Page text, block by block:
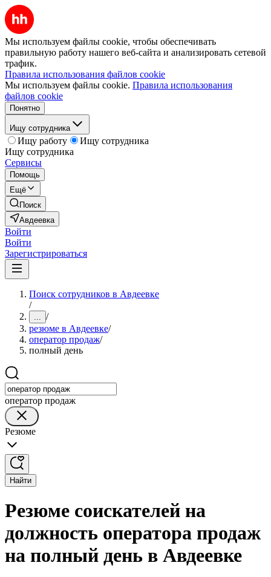
Мы используем файлы cookie, чтобы обеспечивать
правильную работу нашего веб-сайта и анализировать сетевой
трафик.
Правила использования файлов cookie
Мы используем файлы cookie. Правила использования
файлов cookie
Понятно
Ищу сотрудника
Ищу работу
Ищу сотрудника
Ищу сотрудника
Сервисы
Помощь
Ещё
Поиск
Авдеевка
Войти
Войти
Зарегистрироваться
Поиск сотрудников в Авдеевке
/
... /
резюме в Авдеевке/
оператор продаж/
полный день
оператор продаж
Резюме
Найти
Резюме соискателей на
должность оператора продаж
на полный день в Авдеевке